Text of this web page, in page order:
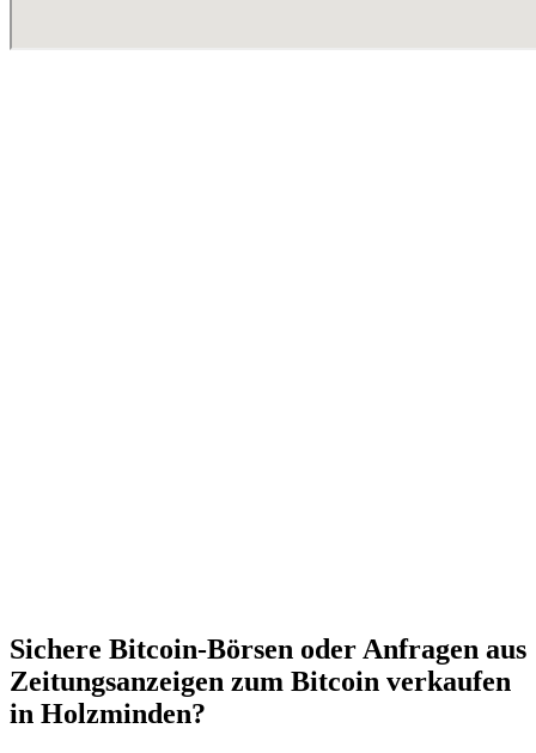
Sichere Bitcoin-Börsen oder Anfragen aus
Zeitungsanzeigen zum Bitcoin verkaufen
in Holzminden?